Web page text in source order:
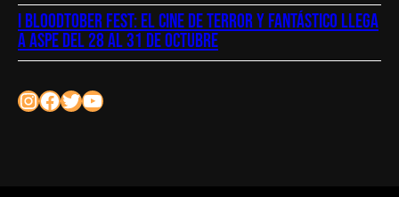
I Bloodtober Fest: El cine de terror y fantástico llega
a Aspe del 28 al 31 de octubre
InstagramFacebook Twitter YouTube